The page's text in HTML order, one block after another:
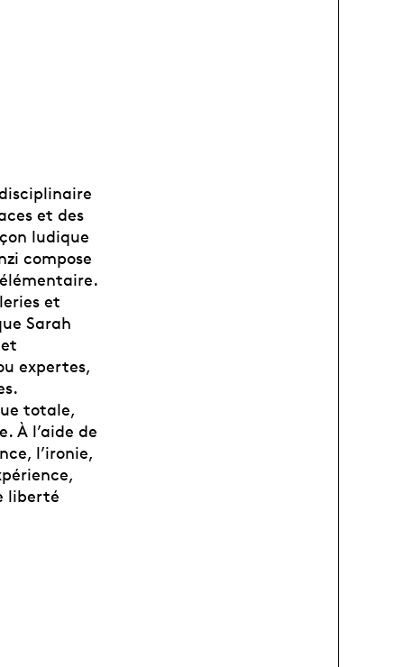
et des
ludique
compose
et
Sarah
expertes,
totale,
À l’aide de
l’ironie,
liberté